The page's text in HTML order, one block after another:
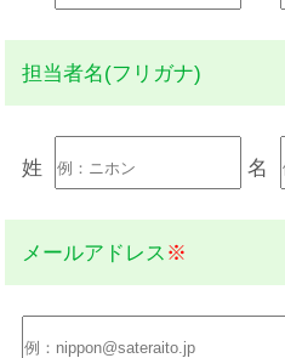
担当者名(フリガナ)
姓 名
メールアドレス ※